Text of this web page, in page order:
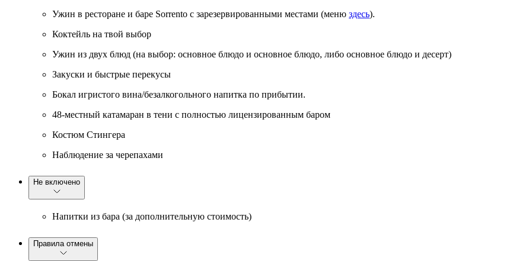
Ужин в ресторане и баре Sorrento с зарезервированными местами (меню здесь).
Коктейль на твой выбор
Ужин из двух блюд (на выбор: основное блюдо и основное блюдо, либо основное блюдо и десерт)
Закуски и быстрые перекусы
Бокал игристого вина/безалкогольного напитка по прибытии.
48-местный катамаран в тени с полностью лицензированным баром
Костюм Стингера
Наблюдение за черепахами
Не включено
Напитки из бара (за дополнительную стоимость)
Правила отмены